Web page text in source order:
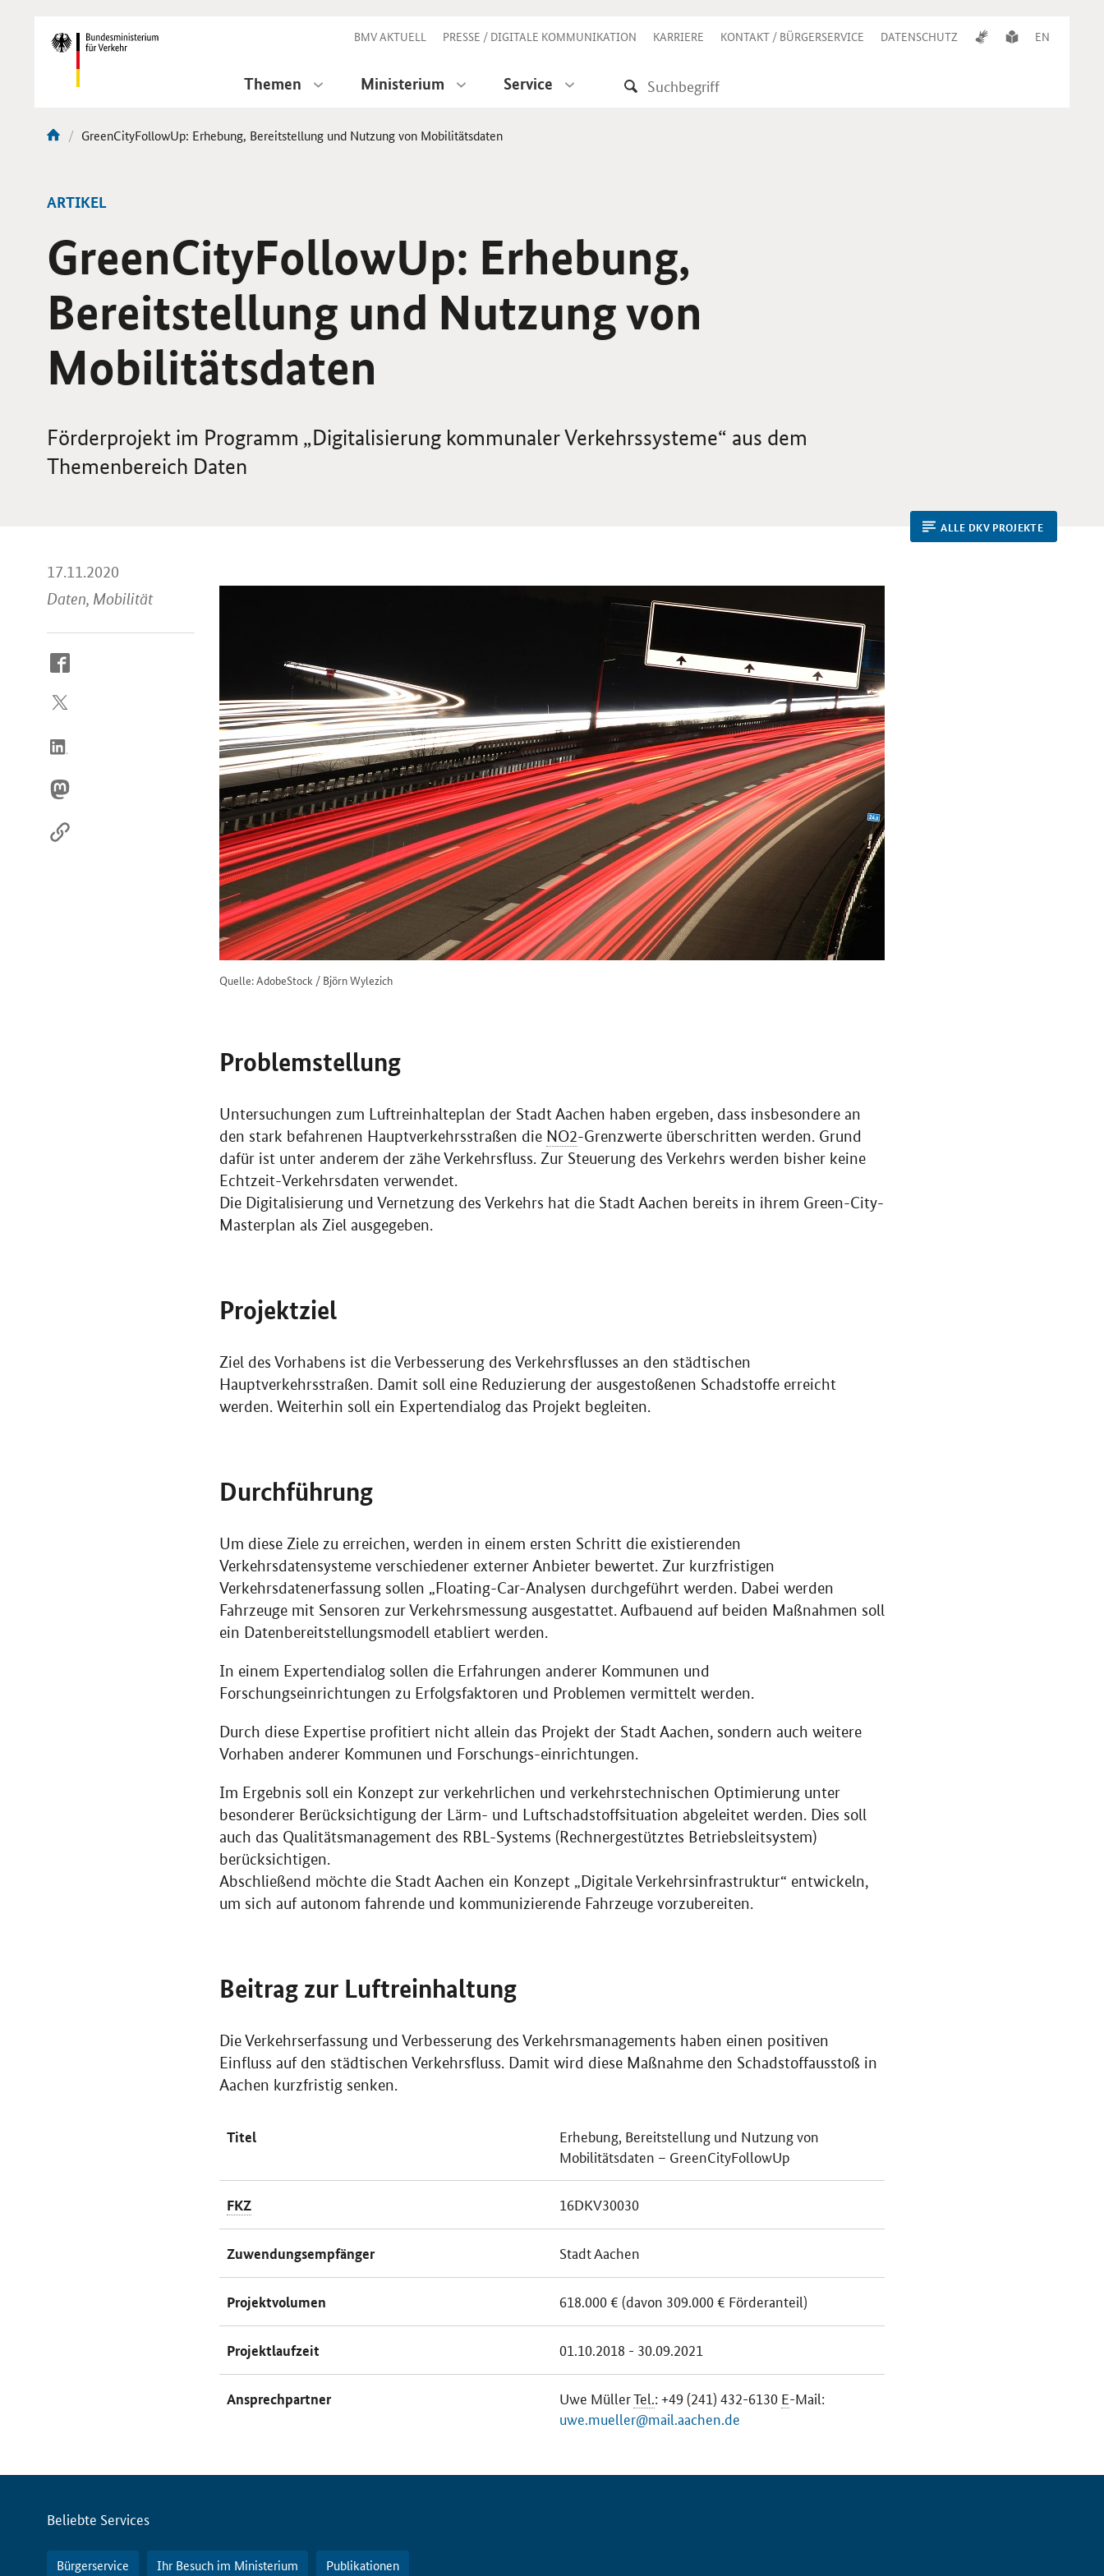
Navigation BMV AKTUELL PRESSE / DIGITALE KOMMUNIKATION KARRIERE KONTAKT / BÜRGERSERVICE DATENSCHUTZ EN
Themen Ministerium Service
Aktuelle
GreenCityFollowUp: Erhebung, Bereitstellung und Nutzung von Mobilitätsdaten
ARTIKEL
GreenCityFollowUp: Erhebung,
Bereitstellung und Nutzung von
Mobilitätsdaten
Förderprojekt im Programm „Digitalisierung kommunaler Verkehrssysteme“ aus dem
Themenbereich Daten
ALLE DKV PROJEKTE
17.11.2020
Daten, Mobilität
So
Sie
Internet
Quelle: AdobeStock / Björn Wylezich
Problemstellung
Untersuchungen zum Luftreinhalteplan der Stadt Aachen haben ergeben, dass insbesondere an
den stark befahrenen Hauptverkehrsstraßen die NO2-Grenzwerte überschritten werden. Grund
dafür ist unter anderem der zähe Verkehrsfluss. Zur Steuerung des Verkehrs werden bisher keine
Echtzeit-Verkehrsdaten verwendet.
Die Digitalisierung und Vernetzung des Verkehrs hat die Stadt Aachen bereits in ihrem Green-City-
Masterplan als Ziel ausgegeben.
Projektziel
Ziel des Vorhabens ist die Verbesserung des Verkehrsflusses an den städtischen
Hauptverkehrsstraßen. Damit soll eine Reduzierung der ausgestoßenen Schadstoffe erreicht
werden. Weiterhin soll ein Expertendialog das Projekt begleiten.
Durchführung
Um diese Ziele zu erreichen, werden in einem ersten Schritt die existierenden
Verkehrsdatensysteme verschiedener externer Anbieter bewertet. Zur kurzfristigen
Verkehrsdatenerfassung sollen „Floating-Car-Analysen durchgeführt werden. Dabei werden
Fahrzeuge mit Sensoren zur Verkehrsmessung ausgestattet. Aufbauend auf beiden Maßnahmen soll
ein Datenbereitstellungsmodell etabliert werden.
In einem Expertendialog sollen die Erfahrungen anderer Kommunen und
Forschungseinrichtungen zu Erfolgsfaktoren und Problemen vermittelt werden.
Durch diese Expertise profitiert nicht allein das Projekt der Stadt Aachen, sondern auch weitere
Vorhaben anderer Kommunen und Forschungs-einrichtungen.
Im Ergebnis soll ein Konzept zur verkehrlichen und verkehrstechnischen Optimierung unter
besonderer Berücksichtigung der Lärm- und Luftschadstoffsituation abgeleitet werden. Dies soll
auch das Qualitätsmanagement des RBL-Systems (Rechnergestütztes Betriebsleitsystem)
berücksichtigen.
Abschließend möchte die Stadt Aachen ein Konzept „Digitale Verkehrsinfrastruktur“ entwickeln,
um sich auf autonom fahrende und kommunizierende Fahrzeuge vorzubereiten.
Beitrag zur Luftreinhaltung
Die Verkehrserfassung und Verbesserung des Verkehrsmanagements haben einen positiven
Einfluss auf den städtischen Verkehrsfluss. Damit wird diese Maßnahme den Schadstoffausstoß in
Aachen kurzfristig senken.
Titel
Erhebung, Bereitstellung und Nutzung von
Mobilitätsdaten – GreenCityFollowUp
FKZ 16DKV30030
Zuwendungsempfänger Stadt Aachen
Projektvolumen 618.000 € (davon 309.000 € Förderanteil)
Projektlaufzeit 01.10.2018 - 30.09.2021
Ansprechpartner Uwe MüllerTel.: +49 (241) 432-6130 E-Mail:
uwe.mueller@mail.aachen.de
Servicemenü
Beliebte Services
Bürgerservice Ihr Besuch im Ministerium Publikationen